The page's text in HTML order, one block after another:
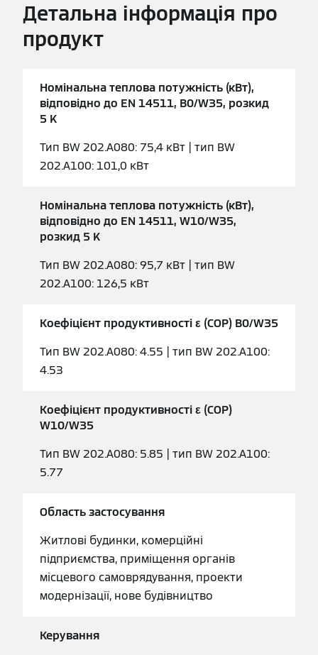
Детальна інформація про
продукт
Номінальна теплова потужність (кВт),
відповідно до EN 14511, B0/W35, розкид
5 K
Тип BW 202.A080: 75,4 кВт | тип BW
202.A100: 101,0 кВт
Номінальна теплова потужність (кВт),
відповідно до EN 14511, W10/W35,
розкид 5 K
Тип BW 202.A080: 95,7 кВт | тип BW
202.A100: 126,5 кВт
Коефіцієнт продуктивності ε (COP) B0/W35
Тип BW 202.A080: 4.55 | тип BW 202.A100:
4.53
Коефіцієнт продуктивності ε (COP)
W10/W35
Тип BW 202.A080: 5.85 | тип BW 202.A100:
5.77
Область застосування
Житлові будинки, комерційні
підприємства, приміщення органів
місцевого самоврядування, проекти
модернізації, нове будівництво
Керування